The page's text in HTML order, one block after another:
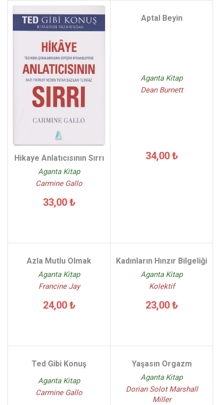
Hikaye Anlatıcısının Sırrı
Aganta Kitap
Carmine Gallo
33,00 ₺
Aptal Beyin
Aganta Kitap
Dean Burnett
34,00 ₺
Azla Mutlu Olmak
Aganta Kitap
Francine Jay
24,00 ₺
Kadınların Hınzır Bilgeliği
Aganta Kitap
Kolektif
23,00 ₺
Ted Gibi Konuş
Aganta Kitap
Carmine Gallo
Yaşasın Orgazm
Aganta Kitap
Dorian Solot Marshall
Miller